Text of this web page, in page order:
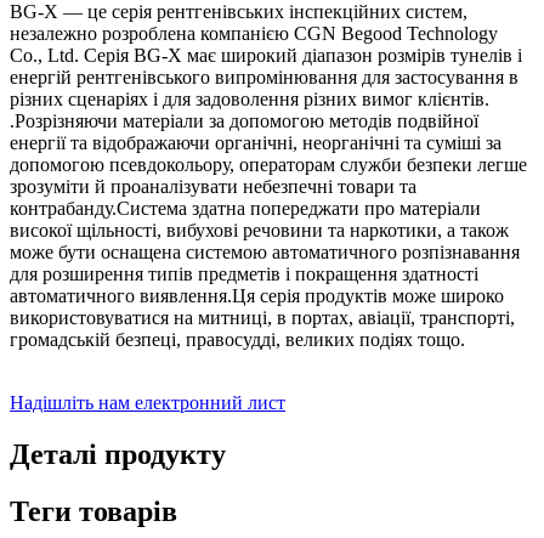
BG-X — це серія рентгенівських інспекційних систем,
незалежно розроблена компанією CGN Begood Technology
Co., Ltd. Серія BG-X має широкий діапазон розмірів тунелів і
енергій рентгенівського випромінювання для застосування в
різних сценаріях і для задоволення різних вимог клієнтів.
.Розрізняючи матеріали за допомогою методів подвійної
енергії та відображаючи органічні, неорганічні та суміші за
допомогою псевдокольору, операторам служби безпеки легше
зрозуміти й проаналізувати небезпечні товари та
контрабанду.Система здатна попереджати про матеріали
високої щільності, вибухові речовини та наркотики, а також
може бути оснащена системою автоматичного розпізнавання
для розширення типів предметів і покращення здатності
автоматичного виявлення.Ця серія продуктів може широко
використовуватися на митниці, в портах, авіації, транспорті,
громадській безпеці, правосудді, великих подіях тощо.
Надішліть нам електронний лист
Деталі продукту
Теги товарів